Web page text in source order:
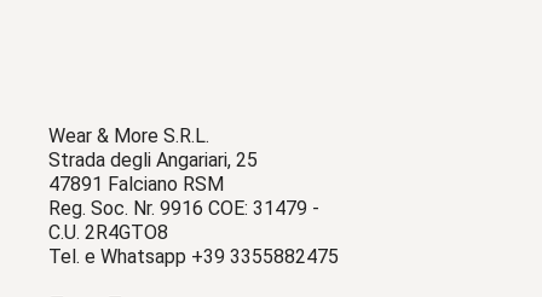
Wear & More S.R.L.
Strada degli Angariari, 25
47891 Falciano RSM
Reg. Soc. Nr. 9916 COE: 31479 -
C.U. 2R4GTO8
Tel. e Whatsapp +39 3355882475